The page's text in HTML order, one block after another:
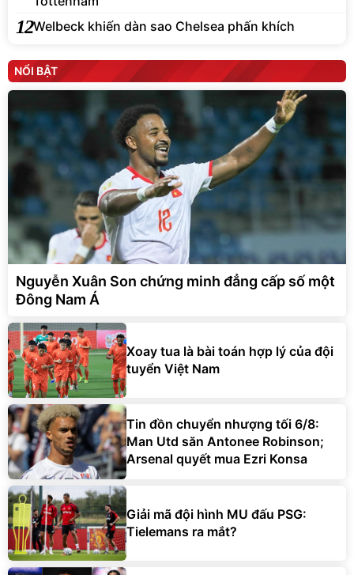
12Welbeck khiến dàn sao Chelsea phấn khích
NỔI BẬT
Nguyễn Xuân Son chứng minh đẳng cấp số một
Đông Nam Á
Xoay tua là bài toán hợp lý của đội
tuyển Việt Nam
Tin đồn chuyển nhượng tối 6/8:
Man Utd săn Antonee Robinson;
Arsenal quyết mua Ezri Konsa
Giải mã đội hình MU đấu PSG:
Tielemans ra mắt?